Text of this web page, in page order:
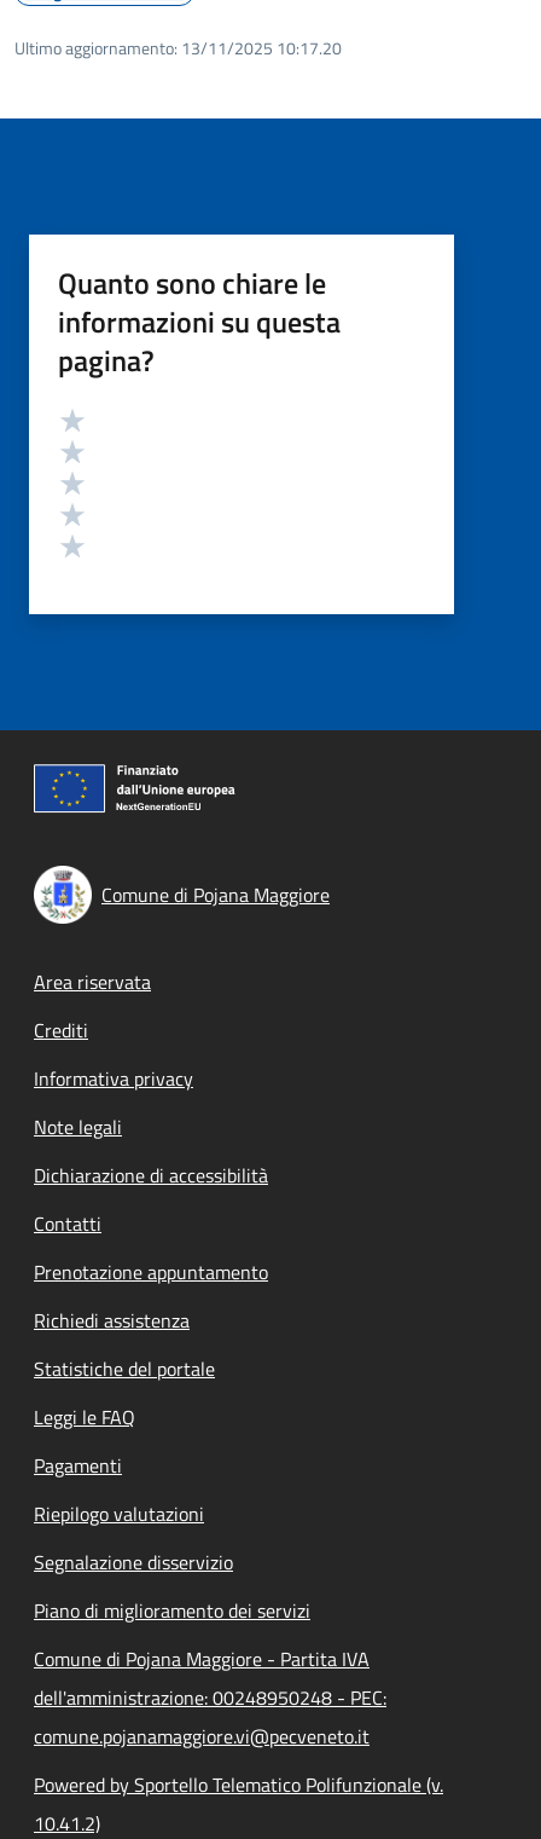
Ultimo aggiornamento: 13/11/2025 10:17.20
Quanto sono chiare le
informazioni su questa
pagina?
Valutazione
Comune di Pojana Maggiore
Footer menu
Area riservata
Crediti
Informativa privacy
Note legali
Dichiarazione di accessibilità
Contatti
Prenotazione appuntamento
Richiedi assistenza
Statistiche del portale
Leggi le FAQ
Pagamenti
Riepilogo valutazioni
Segnalazione disservizio
Piano di miglioramento dei servizi
Comune di Pojana Maggiore - Partita IVA
dell'amministrazione: 00248950248 - PEC:
comune.pojanamaggiore.vi@pecveneto.it
Powered by Sportello Telematico Polifunzionale (v.
10.41.2)